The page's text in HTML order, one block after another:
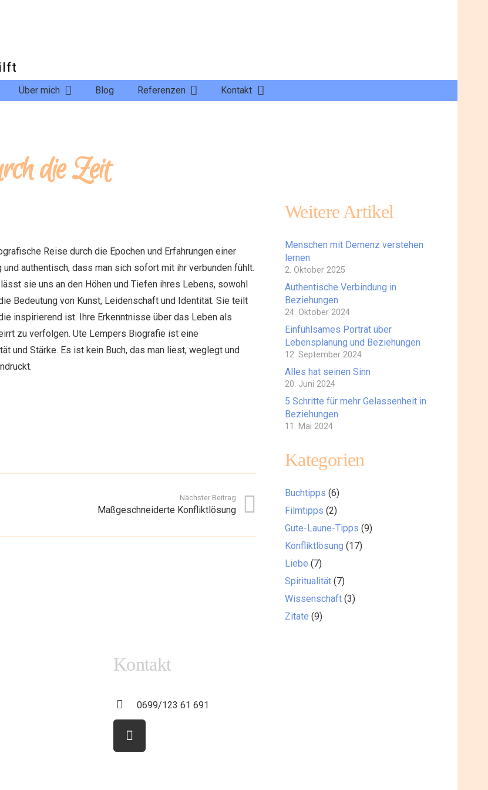
Über mich Blog Referenzen Kontakt
die Zeit
Reise durch die Epochen und Erfahrungen einer
authentisch, dass man sich sofort mit ihr verbunden fühlt.
sie uns an den Höhen und Tiefen ihres Lebens, sowohl
Bedeutung von Kunst, Leidenschaft und Identität. Sie teilt
inspirierend ist. Ihre Erkenntnisse über das Leben als
zu verfolgen. Ute Lempers Biografie ist eine
und Stärke. Es ist kein Buch, das man liest, weglegt und
Nächster Beitrag
Maßgeschneiderte Konfliktlösung
Weitere Artikel
Menschen mit Demenz verstehen
lernen
2. Oktober 2025
Authentische Verbindung in
Beziehungen
24. Oktober 2024
Einfühlsames Porträt über
Lebensplanung und Beziehungen
12. September 2024
Alles hat seinen Sinn
20. Juni 2024
5 Schritte für mehr Gelassenheit in
Beziehungen
11. Mai 2024
Kategorien
Buchtipps (6)
Filmtipps (2)
Gute-Laune-Tipps (9)
Konfliktlösung (17)
Liebe (7)
Spiritualität (7)
Wissenschaft (3)
Zitate (9)
Kontakt
0699/123 61 691